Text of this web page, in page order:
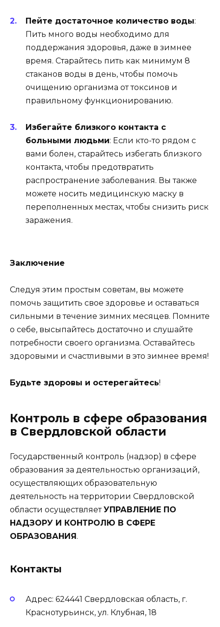
Пейте достаточное количество воды:
Пить много воды необходимо для
поддержания здоровья, даже в зимнее
время. Старайтесь пить как минимум 8
стаканов воды в день, чтобы помочь
очищению организма от токсинов и
правильному функционированию.
Избегайте близкого контакта с
больными людьми: Если кто-то рядом с
вами болен, старайтесь избегать близкого
контакта, чтобы предотвратить
распространение заболевания. Вы также
можете носить медицинскую маску в
переполненных местах, чтобы снизить риск
заражения.
Заключение
Следуя этим простым советам, вы можете
помочь защитить свое здоровье и оставаться
сильными в течение зимних месяцев. Помните
о себе, высыпайтесь достаточно и слушайте
потребности своего организма. Оставайтесь
здоровыми и счастливыми в это зимнее время!
Будьте здоровы и остерегайтесь!
Контроль в сфере образования
в Свердловской области
Государственный контроль (надзор) в сфере
образования за деятельностью организаций,
осуществляющих образовательную
деятельность на территории Свердловской
области осуществляетУПРАВЛЕНИЕ ПО
НАДЗОРУ И КОНТРОЛЮ В СФЕРЕ
ОБРАЗОВАНИЯ.
Контакты
Адрес: 624441 Свердловская область, г.
Краснотурьинск, ул. Клубная, 18